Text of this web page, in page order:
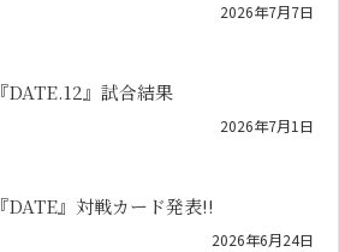
2026年7月7日
』試合結果
2026年7月1日
』対戦カード発表!!
2026年6月24日